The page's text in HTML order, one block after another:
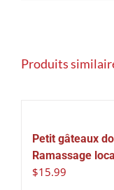
Produits
Petit gâteaux
Ramassage
$15.99